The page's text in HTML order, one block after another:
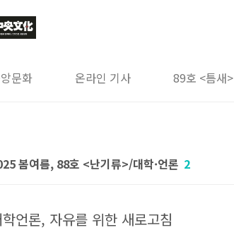
문화 온라인 기사 89호 <틈새>
봄여름, 88호 <난기류>/대학·언론 2
언론, 자유를 위한 새로고침